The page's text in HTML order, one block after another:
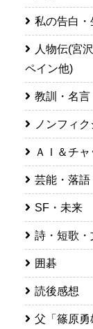
私の告白・
人物伝(宮
ペイン他)
教訓・名言
ノンフィ
ＡＩ＆チ
芸能・落語
SF・未来
詩・短歌・
囲碁
読後感想
父「篠原勇